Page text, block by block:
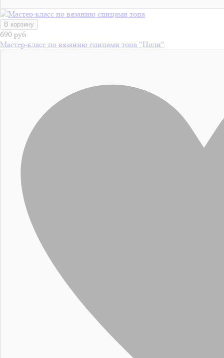
В корзину
690 руб
Мастер-класс по вязанию спицами топа "Поли"